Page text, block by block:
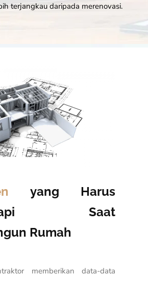
terjangkau daripada merenovasi.
yang Harus
Saat
Rumah
memberikan data-data